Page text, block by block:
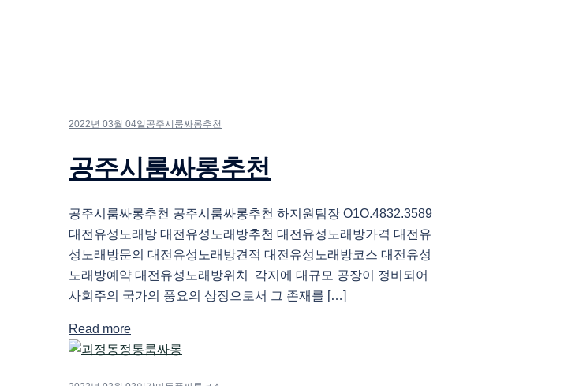
2022년 03월 04일 공주시룸싸롱추천
공주시룸싸롱추천
공주시룸싸롱추천 공주시룸싸롱추천 하지원팀장 O1O.4832.3589
대전유성노래방 대전유성노래방추천 대전유성노래방가격 대전유
성노래방문의 대전유성노래방견적 대전유성노래방코스 대전유성
노래방예약 대전유성노래방위치 각지에 대규모 공장이 정비되어
사회주의 국가의 풍요의 상징으로서 그 존재를 […]
Read more